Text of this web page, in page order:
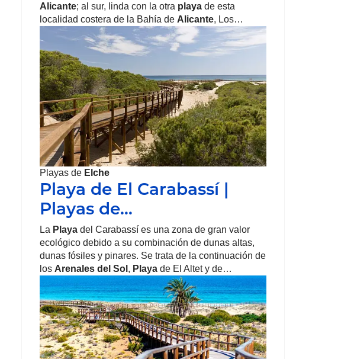
Alicante; al sur, linda con la otra playa de esta
localidad costera de la Bahía de Alicante, Los…
Playas de Elche
Playa de El Carabassí |
Playas de…
La Playa del Carabassí es una zona de gran valor
ecológico debido a su combinación de dunas altas,
dunas fósiles y pinares. Se trata de la continuación de
los Arenales del Sol , Playa de El Altet y de…